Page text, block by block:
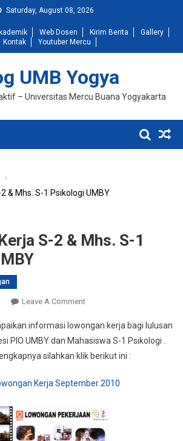
Saturday, August 08, 2026
Web Dosen Kirim Berita
Gallery
Kontak
Youtuber Mercu
UMB Yogya
– Universitas Mercu Buana Yogyakarta
& Mhs. S-1 Psikologi UMBY
S-2 & Mhs. S-1
Leave A CommentOn
Kerja
S-
2
Mhs.
1
Psikologi
informasi lowongan kerja bagi lulusan
PIO UMBY dan Mahasiswa S-1 Psikologi .
silahkan klik berikut ini :
Kerja September 2010